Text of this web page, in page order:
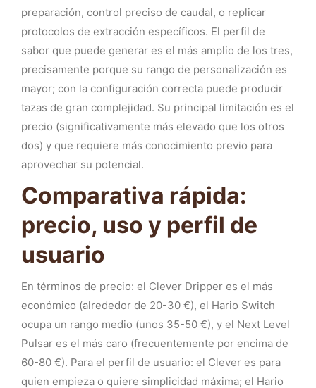
preparación, control preciso de caudal, o replicar
protocolos de extracción específicos. El perfil de
sabor que puede generar es el más amplio de los tres,
precisamente porque su rango de personalización es
mayor; con la configuración correcta puede producir
tazas de gran complejidad. Su principal limitación es el
precio (significativamente más elevado que los otros
dos) y que requiere más conocimiento previo para
aprovechar su potencial.
Comparativa rápida:
precio, uso y perfil de
usuario
En términos de precio: el Clever Dripper es el más
económico (alrededor de 20-30 €), el Hario Switch
ocupa un rango medio (unos 35-50 €), y el Next Level
Pulsar es el más caro (frecuentemente por encima de
60-80 €). Para el perfil de usuario: el Clever es para
quien empieza o quiere simplicidad máxima; el Hario